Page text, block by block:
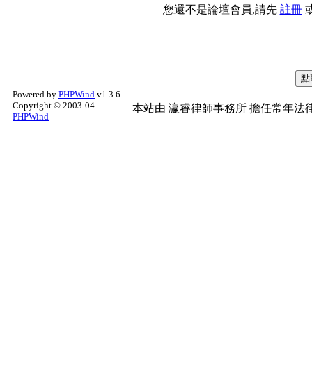
您還不是論壇會員,請先 註冊
Powered by PHPWind v1.3.6
Copyright © 2003-04
PHPWind
本站由 瀛睿律師事務所 擔任常年法